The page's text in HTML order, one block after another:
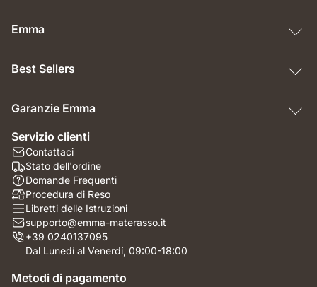
Emma
Best Sellers
Garanzie Emma
Servizio clienti
Contattaci
Stato dell'ordine
Domande Frequenti
Procedura di Reso
Libretti delle Istruzioni
supporto@emma-materasso.it
+39 0240137095
Dal Lunedí al Venerdí, 09:00-18:00
Metodi di pagamento